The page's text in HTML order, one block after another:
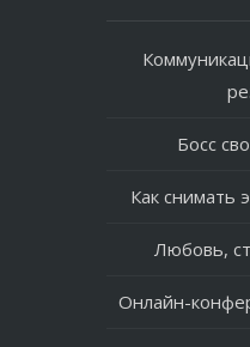
Босс
Как снимать
Любовь,
Онлайн-